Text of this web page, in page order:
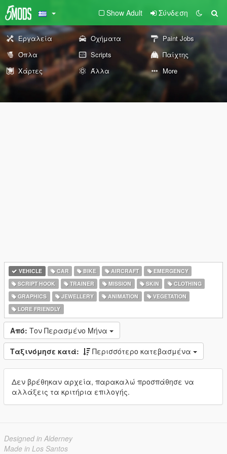
Show Adult Σύνδεση
Εργαλεία Οχήματα
Paint Jobs
Όπλα
Scripts
Παίχτης
Χάρτες
Άλλα More
VEHICLE CAR BIKE AIRCRAFT
EMERGENCY
SCRIPT HOOK
TRAINER MISSION SKIN
CLOTHING
GRAPHICS
JEWELLERY ANIMATION
VEGETATION
LORE FRIENDLY
Από: Τον Περασμένο Μήνα
Ταξινόμησε κατά: Περισσότερο κατεβασμένα
Δεν βρέθηκαν αρχεία, παρακαλώ προσπάθησε να
αλλάξεις τα κριτήρια επιλογής.
Designed in Alderney
Made in Los Santos